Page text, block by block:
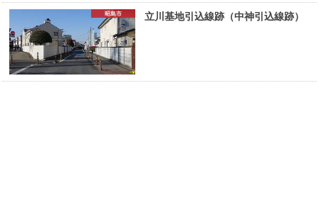
昭島市 立川基地引込線跡（中神引込線跡）